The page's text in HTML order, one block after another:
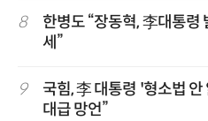
8
한병도 “장동혁, 李대통
세”
9
국힘, 李 대통령 '형소법
대급 망언”